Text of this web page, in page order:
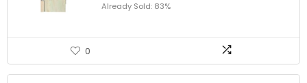
Already Sold: 83%
0